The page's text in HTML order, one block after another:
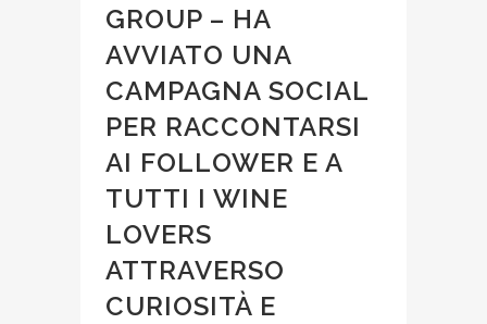
GROUP – HA
AVVIATO UNA
CAMPAGNA SOCIAL
PER RACCONTARSI
AI FOLLOWER E A
TUTTI I WINE
LOVERS
ATTRAVERSO
CURIOSITÀ E